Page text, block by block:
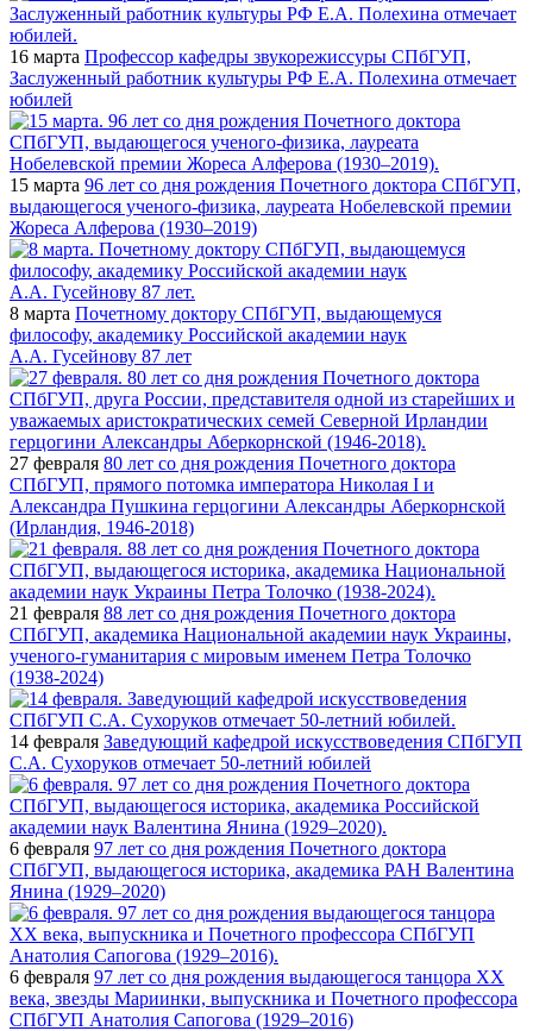
16 марта Профессор кафедры звукорежиссуры СПбГУП,
Заслуженный работник культуры РФ Е.А. Полехина отмечает
юбилей
15 марта 96 лет со дня рождения Почетного доктора СПбГУП,
выдающегося ученого-физика, лауреата Нобелевской премии
Жореса Алферова (1930–2019)
8 марта Почетному доктору СПбГУП, выдающемуся
философу, академику Российской академии наук
А.А. Гусейнову 87 лет
27 февраля 80 лет со дня рождения Почетного доктора
СПбГУП, прямого потомка императора Николая I и
Александра Пушкина герцогини Александры Аберкорнской
(Ирландия, 1946-2018)
21 февраля 88 лет со дня рождения Почетного доктора
СПбГУП, академика Национальной академии наук Украины,
ученого-гуманитария с мировым именем Петра Толочко
(1938-2024)
14 февраля Заведующий кафедрой искусствоведения СПбГУП
С.А. Сухоруков отмечает 50-летний юбилей
6 февраля 97 лет со дня рождения Почетного доктора
СПбГУП, выдающегося историка, академика РАН Валентина
Янина (1929–2020)
6 февраля 97 лет со дня рождения выдающегося танцора XX
века, звезды Мариинки, выпускника и Почетного профессора
СПбГУП Анатолия Сапогова (1929–2016)